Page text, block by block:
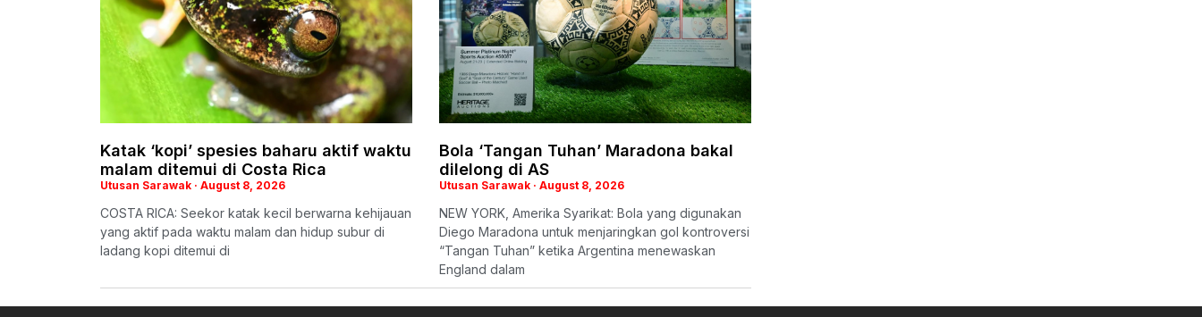
Katak ‘kopi’ spesies baharu aktif waktu
malam ditemui di Costa Rica
Utusan Sarawak August 8, 2026
COSTA RICA: Seekor katak kecil berwarna kehijauan
yang aktif pada waktu malam dan hidup subur di
ladang kopi ditemui di
Bola ‘Tangan Tuhan’ Maradona bakal
dilelong di AS
Utusan Sarawak August 8, 2026
NEW YORK, Amerika Syarikat: Bola yang digunakan
Diego Maradona untuk menjaringkan gol kontroversi
“Tangan Tuhan” ketika Argentina menewaskan
England dalam